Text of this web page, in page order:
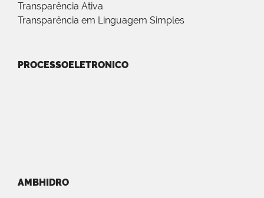
Transparência Ativa
Transparência em Linguagem Simples
PROCESSOELETRONICO
AMBHIDRO